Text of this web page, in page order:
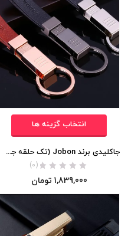
انتخاب گزینه ها
جاکلیدی برند Jobon (تک حلقه جداشونده با بند چرمی)
(0)
1,839,000 تومان